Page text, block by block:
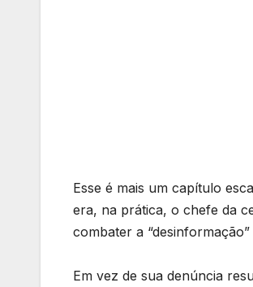
Esse é mais um capítulo
era, na prática, o chefe da
combater a
Em vez de sua denúncia